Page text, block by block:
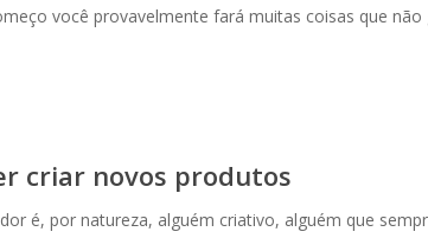
você provavelmente fará muitas coisas que
criar novos produtos
é, por natureza, alguém criativo, alguém que